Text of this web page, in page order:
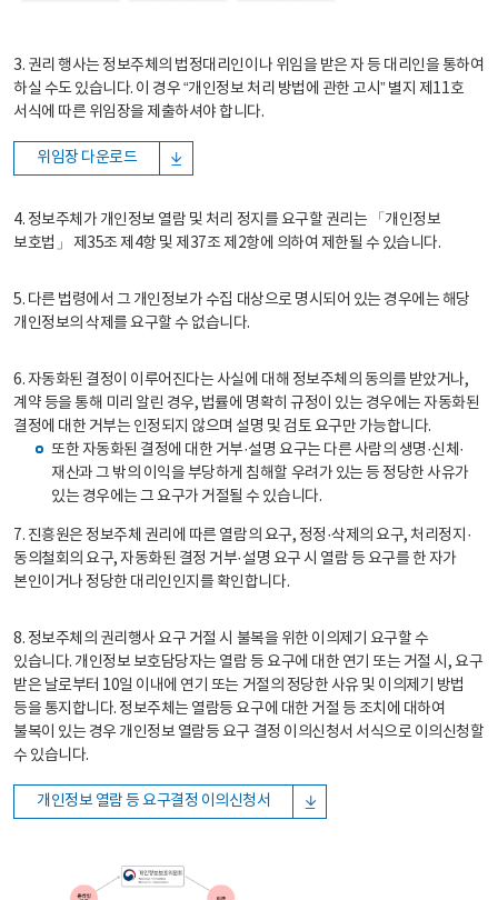
3. 권리 행사는 정보주체의 법정대리인이나 위임을 받은 자 등 대리인을 통하여
하실 수도 있습니다. 이 경우 “개인정보 처리 방법에 관한 고시” 별지 제11호
서식에 따른 위임장을 제출하셔야 합니다.
위임장 다운로드
4. 정보주체가 개인정보 열람 및 처리 정지를 요구할 권리는 「개인정보
보호법」 제35조 제4항 및 제37조 제2항에 의하여 제한될 수 있습니다.
5. 다른 법령에서 그 개인정보가 수집 대상으로 명시되어 있는 경우에는 해당
개인정보의 삭제를 요구할 수 없습니다.
6. 자동화된 결정이 이루어진다는 사실에 대해 정보주체의 동의를 받았거나,
계약 등을 통해 미리 알린 경우, 법률에 명확히 규정이 있는 경우에는 자동화된
결정에 대한 거부는 인정되지 않으며 설명 및 검토 요구만 가능합니다.
또한 자동화된 결정에 대한 거부·설명 요구는 다른 사람의 생명·신체·
재산과 그 밖의 이익을 부당하게 침해할 우려가 있는 등 정당한 사유가
있는 경우에는 그 요구가 거절될 수 있습니다.
7. 진흥원은 정보주체 권리에 따른 열람의 요구, 정정·삭제의 요구, 처리정지·
동의철회의 요구, 자동화된 결정 거부·설명 요구 시 열람 등 요구를 한 자가
본인이거나 정당한 대리인인지를 확인합니다.
8. 정보주체의 권리행사 요구 거절 시 불복을 위한 이의제기 요구할 수
있습니다. 개인정보 보호담당자는 열람 등 요구에 대한 연기 또는 거절 시, 요구
받은 날로부터 10일 이내에 연기 또는 거절의 정당한 사유 및 이의제기 방법
등을 통지합니다. 정보주체는 열람등 요구에 대한 거절 등 조치에 대하여
불복이 있는 경우 개인정보 열람등 요구 결정 이의신청서 서식으로 이의신청할
수 있습니다.
개인정보 열람 등 요구결정 이의신청서